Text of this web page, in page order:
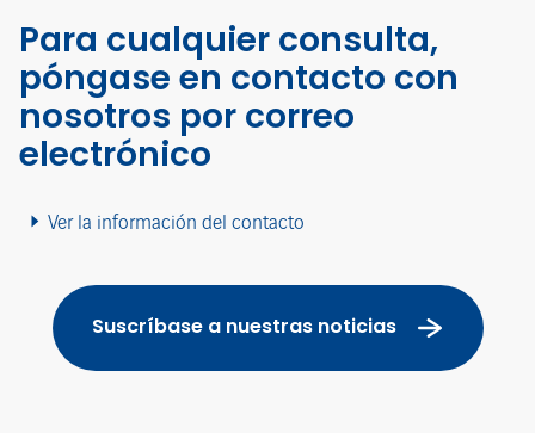
Para cualquier consulta,
póngase en contacto con
nosotros por correo
electrónico
Ver la información del contacto
Suscríbase a nuestras noticias